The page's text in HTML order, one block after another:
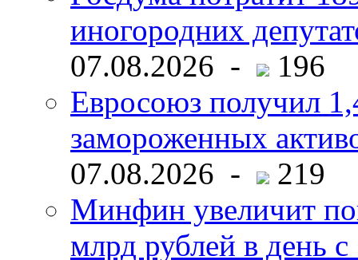
иногородних
07.08.2026 -
196
Евросоюз получил
замороженных
07.08.2026 -
219
Минфин увеличит
млрд рублей в день с